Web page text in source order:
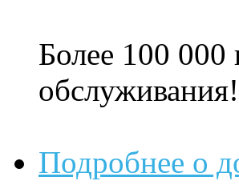
Более 100 000
обслуживания!
Подробнее о